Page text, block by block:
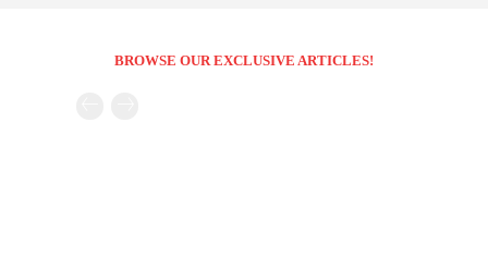
BROWSE OUR EXCLUSIVE ARTICLES!